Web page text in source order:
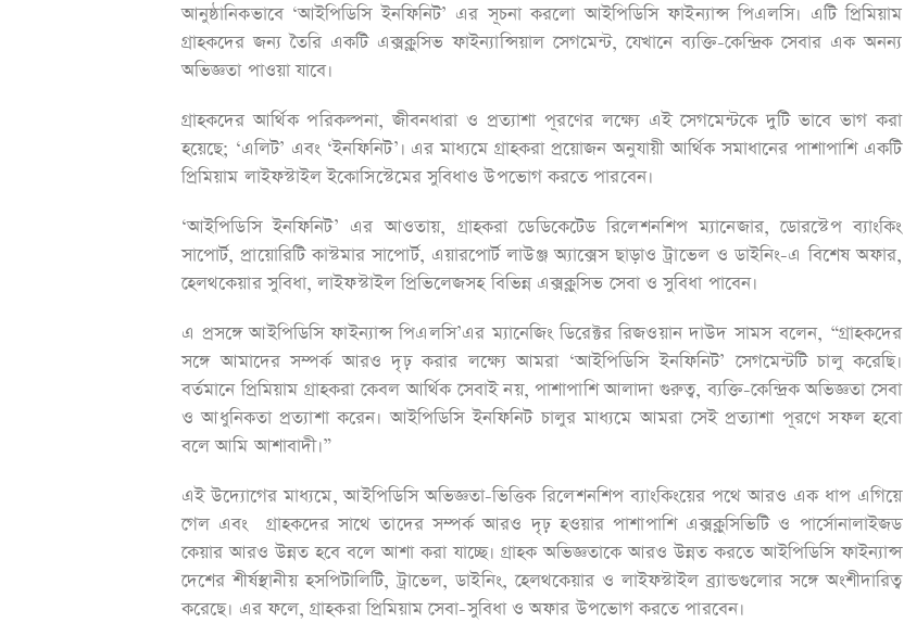
আনুষ্ঠানিকভাবে ‘আইপিডিসি ইনফিনিট’ এর সূচনা করলো আইপিডিসি ফাইন্যান্স পিএলসি। এটি প্রিমিয়াম
গ্রাহকদের জন্য তৈরি একটি এক্সক্লুসিভ ফাইন্যান্সিয়াল সেগমেন্ট, যেখানে ব্যক্তি-কেন্দ্রিক সেবার এক অনন্য
অভিজ্ঞতা পাওয়া যাবে।
গ্রাহকদের আর্থিক পরিকল্পনা, জীবনধারা ও প্রত্যাশা পূরণের লক্ষ্যে এই সেগমেন্টকে দুটি ভাবে ভাগ করা
হয়েছে; ‘এলিট’ এবং ‘ইনফিনিট’। এর মাধ্যমে গ্রাহকরা প্রয়োজন অনুযায়ী আর্থিক সমাধানের পাশাপাশি একটি
প্রিমিয়াম লাইফস্টাইল ইকোসিস্টেমের সুবিধাও উপভোগ করতে পারবেন।
‘আইপিডিসি ইনফিনিট’ এর আওতায়, গ্রাহকরা ডেডিকেটেড রিলেশনশিপ ম্যানেজার, ডোরস্টেপ ব্যাংকিং
সাপোর্ট, প্রায়োরিটি কাস্টমার সাপোর্ট, এয়ারপোর্ট লাউঞ্জ অ্যাক্সেস ছাড়াও ট্রাভেল ও ডাইনিং-এ বিশেষ অফার,
হেলথকেয়ার সুবিধা, লাইফস্টাইল প্রিভিলেজসহ বিভিন্ন এক্সক্লুসিভ সেবা ও সুবিধা পাবেন।
এ প্রসঙ্গেআইপিডিসি ফাইন্যান্স পিএলসি’এর ম্যানেজিং ডিরেক্টর রিজওয়ান দাউদ সামসবলেন, “গ্রাহকদের
সঙ্গে আমাদের সম্পর্ক আরও দৃঢ় করার লক্ষ্যে আমরা ‘আইপিডিসি ইনফিনিট’ সেগমেন্টটি চালু করেছি।
বর্তমানে প্রিমিয়াম গ্রাহকরা কেবল আর্থিক সেবাই নয়, পাশাপাশি আলাদা গুরুত্ব, ব্যক্তি-কেন্দ্রিক অভিজ্ঞতা সেবা
ও আধুনিকতা প্রত্যাশা করেন। আইপিডিসি ইনফিনিট চালুর মাধ্যমে আমরা সেই প্রত্যাশা পূরণে সফল হবো
বলে আমি আশাবাদী।”
এই উদ্যোগের মাধ্যমে, আইপিডিসি অভিজ্ঞতা-ভিত্তিক রিলেশনশিপ ব্যাংকিংয়ের পথে আরও এক ধাপ এগিয়ে
গেল এবং গ্রাহকদের সাথে তাদের সম্পর্ক আরও দৃঢ় হওয়ার পাশাপাশি এক্সক্লুসিভিটি ও পার্সোনালাইজড
কেয়ার আরও উন্নত হবে বলে আশা করা যাচ্ছে। গ্রাহক অভিজ্ঞতাকে আরও উন্নত করতে আইপিডিসি ফাইন্যান্স
দেশের শীর্ষস্থানীয় হসপিটালিটি, ট্রাভেল, ডাইনিং, হেলথকেয়ার ও লাইফস্টাইল ব্র্যান্ডগুলোর সঙ্গে অংশীদারিত্ব
করেছে। এর ফলে, গ্রাহকরা প্রিমিয়াম সেবা-সুবিধা ও অফার উপভোগ করতে পারবেন।